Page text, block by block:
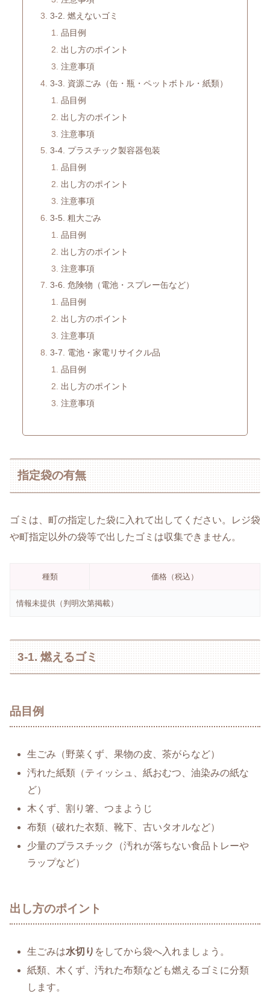
3-2. 燃えないゴミ
品目例
出し方のポイント
注意事項
3-3. 資源ごみ（缶・瓶・ペットボトル・紙類）
品目例
出し方のポイント
注意事項
3-4. プラスチック製容器包装
品目例
出し方のポイント
注意事項
3-5. 粗大ごみ
品目例
出し方のポイント
注意事項
3-6. 危険物（電池・スプレー缶など）
品目例
出し方のポイント
注意事項
3-7. 電池・家電リサイクル品
品目例
出し方のポイント
注意事項
指定袋の有無
ゴミは、町の指定した袋に入れて出してください。レジ袋
や町指定以外の袋等で出したゴミは収集できません。
種類 価格（税込）
情報未提供（判明次第掲載）
3-1. 燃えるゴミ
品目例
生ごみ（野菜くず、果物の皮、茶がらなど）
汚れた紙類（ティッシュ、紙おむつ、油染みの紙な
ど）
木くず、割り箸、つまようじ
布類（破れた衣類、靴下、古いタオルなど）
少量のプラスチック（汚れが落ちない食品トレーや
ラップなど）
出し方のポイント
生ごみは水切り をしてから袋へ入れましょう。
紙類、木くず、汚れた布類なども燃えるゴミに分類
します。